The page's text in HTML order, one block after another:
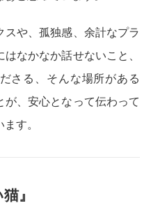
スや、孤独感、余計なプラ
なかなか話せないこと、
さる、そんな場所がある
が、安心となって伝わって
す。
』